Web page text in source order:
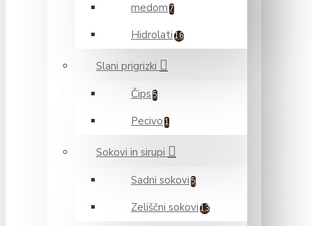
medom 7
Hidrolati 16
Slani prigrizki
Čips 5
Pecivo 1
Sokovi in sirupi
Sadni sokovi 5
Zeliščni sokovi 13